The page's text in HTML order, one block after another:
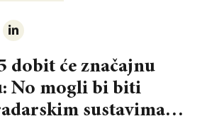
dobit će značajnu
No mogli bi biti
sustavima…